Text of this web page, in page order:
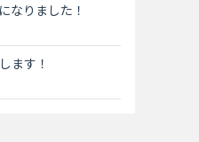
なりました！
ます！